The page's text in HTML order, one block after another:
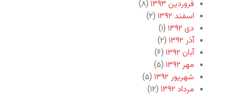
فروردین ۱۳۹۳
(۸)
اسفند ۱۳۹۲
(۲)
دی ۱۳۹۲
(۱)
آذر ۱۳۹۲
(۲)
آبان ۱۳۹۲
(۶)
مهر ۱۳۹۲
(۵)
شهریور ۱۳۹۲
(۵)
مرداد ۱۳۹۲
(۱۲)